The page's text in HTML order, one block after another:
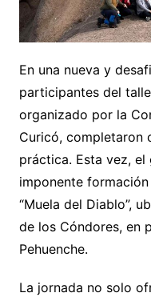
En una nueva y
participantes del
organizado por la
Curicó, completaron
práctica. Esta vez,
imponente
“Muela del Diablo”,
de los Cóndores, en
Pehuenche.
La jornada no solo